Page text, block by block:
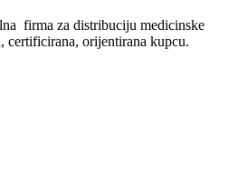
firma za distribuciju medicinske
certificirana, orijentirana kupcu.